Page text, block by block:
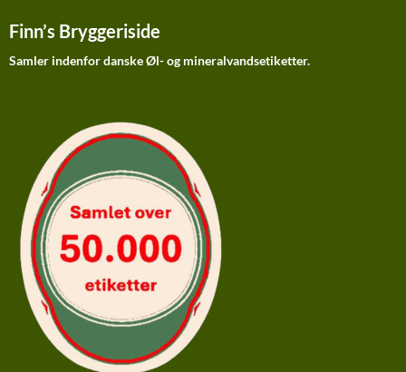
Finn’s Bryggeriside
Samler indenfor danske Øl- og mineralvandsetiketter.